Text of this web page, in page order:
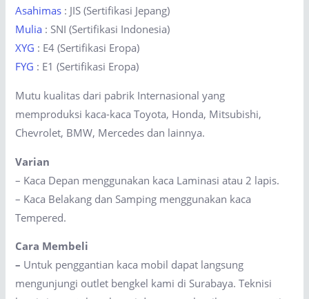
Asahimas : JIS (Sertifikasi Jepang)
Mulia : SNI (Sertifikasi Indonesia)
XYG : E4 (Sertifikasi Eropa)
FYG : E1 (Sertifikasi Eropa)
Mutu kualitas dari pabrik Internasional yang
memproduksi kaca-kaca Toyota, Honda, Mitsubishi,
Chevrolet, BMW, Mercedes dan lainnya.
Varian
– Kaca Depan menggunakan kaca Laminasi atau 2 lapis.
– Kaca Belakang dan Samping menggunakan kaca
Tempered.
Cara Membeli
– Untuk penggantian kaca mobil dapat langsung
mengunjungi outlet bengkel kami di Surabaya. Teknisi